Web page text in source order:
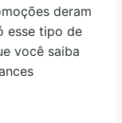
deram
esse tipo de
você saiba